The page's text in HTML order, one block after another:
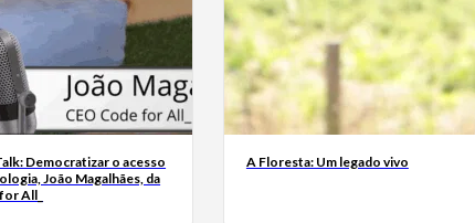
Democratizar o acesso
João Magalhães, da
All_
A Floresta: Um legado vivo